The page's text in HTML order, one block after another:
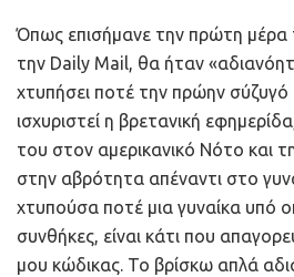
Όπως επισήμανε την πρώτη μέρα
την Daily Mail, θα ήταν
χτυπήσει ποτέ την πρώην σύζυγό
ισχυριστεί η βρετανική
του στον αμερικανικό Νότο και
στην αβρότητα απέναντι στο
χτυπούσα ποτέ μια γυναίκα υπό
συνθήκες, είναι κάτι που
μου κώδικας. Το βρίσκω απλά